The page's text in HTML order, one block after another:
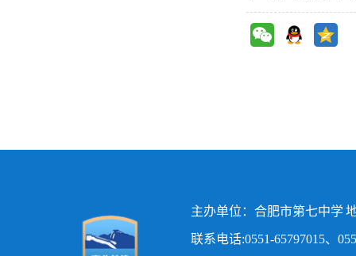
主办单位：合肥市第七中学
联系电话:0551-65797015、